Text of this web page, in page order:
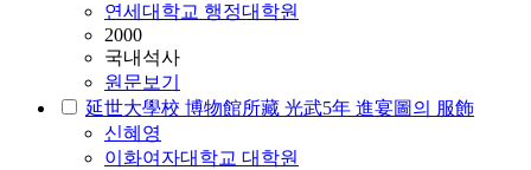
연세대학교 행정대학원
2000
국내석사
원문보기
延世大學校 博物館所藏 光武5年 進宴圖의 服飾
신혜영
이화여자대학교 대학원